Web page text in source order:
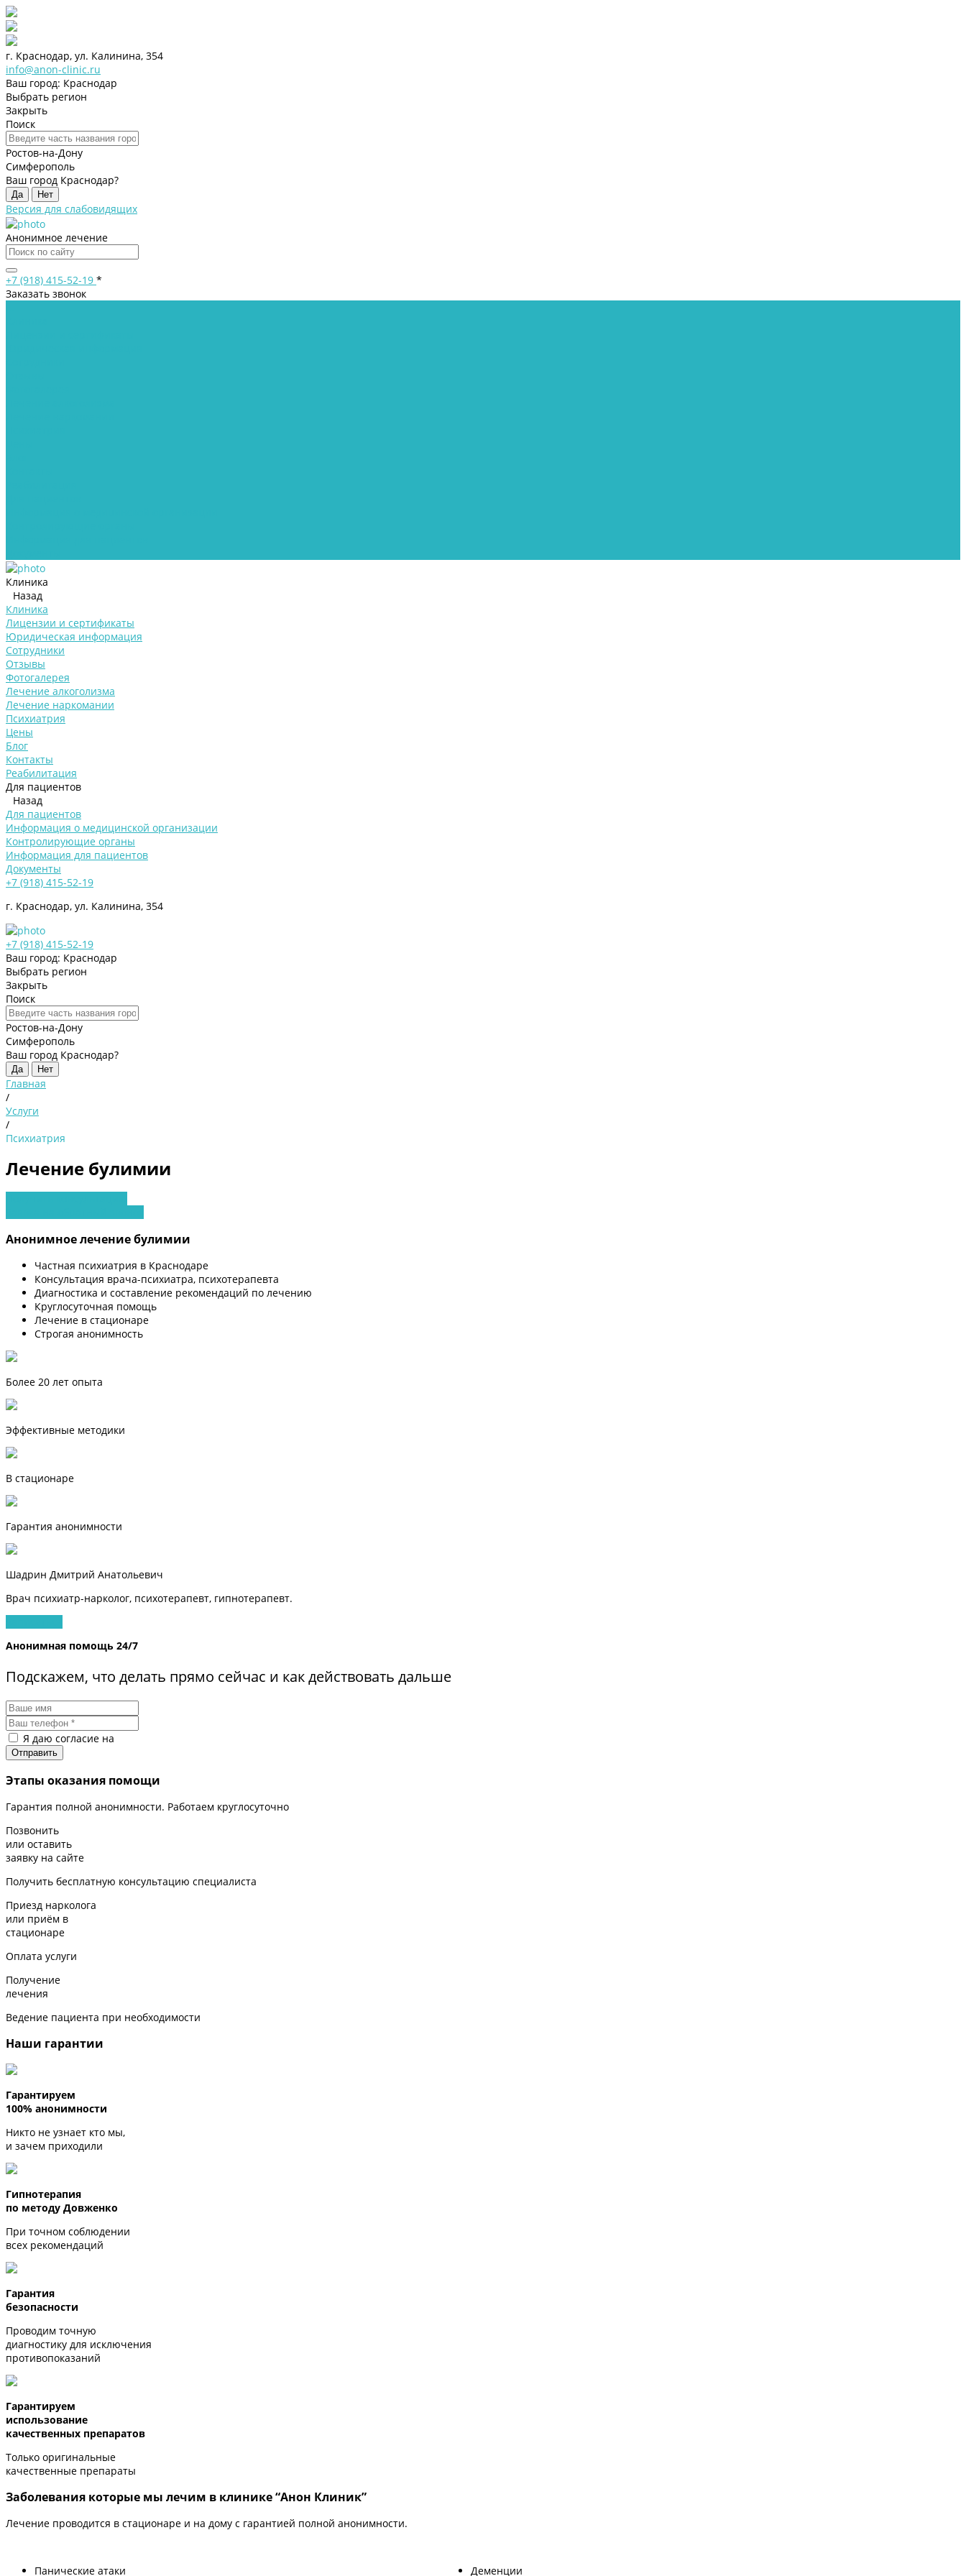
г. Краснодар, ул. Калинина, 354
info@anon-clinic.ru
Ваш город: Краснодар
Выбрать регион
Закрыть
Поиск
Ростов-на-Дону
Симферополь
Ваш город Краснодар?
Да Нет
Версия для слабовидящих
Анонимное лечение
+7 (918) 415-52-19 *
Заказать звонок
Клиника
Назад
Клиника
Лицензии и сертификаты
Юридическая информация
Сотрудники
Отзывы
Фотогалерея
Лечение алкоголизма
Лечение наркомании
Психиатрия
Цены
Блог
Контакты
Реабилитация
Для пациентов
Назад
Для пациентов
Информация о медицинской организации
Контролирующие органы
Информация для пациентов
Документы
+7 (918) 415-52-19
г. Краснодар, ул. Калинина, 354
+7 (918) 415-52-19
Ваш город: Краснодар
Выбрать регион
Закрыть
Поиск
Ростов-на-Дону
Симферополь
Ваш город Краснодар?
Да Нет
Главная
/
Услуги
/
Психиатрия
Лечение булимии
Анонимное лечение булимии
Частная психиатрия в Краснодаре
Консультация врача-психиатра, психотерапевта
Диагностика и составление рекомендаций по лечению
Круглосуточная помощь
Лечение в стационаре
Строгая анонимность
Более 20 лет опыта
Эффективные методики
В стационаре
Гарантия анонимности
Шадрин Дмитрий Анатольевич
Врач психиатр-нарколог, психотерапевт, гипнотерапевт.
Анонимная помощь 24/7
Подскажем, что делать прямо сейчас и как действовать дальше
Я даю согласие на
Этапы оказания помощи
Гарантия полной анонимности. Работаем круглосуточно
Позвонить
или оставить
заявку на сайте
Получить бесплатную консультацию специалиста
Приезд нарколога
или приём в
стационаре
Оплата услуги
Получение
лечения
Ведение пациента при необходимости
Наши гарантии
Гарантируем
100% анонимности
Никто не узнает кто мы,
и зачем приходили
Гипнотерапия
по методу Довженко
При точном соблюдении
всех рекомендаций
Гарантия
безопасности
Проводим точную
диагностику для исключения
противопоказаний
Гарантируем
использование
качественных препаратов
Только оригинальные
качественные препараты
Заболевания которые мы лечим в клинике “Анон Клиник”
Лечение проводится в стационаре и на дому с гарантией полной анонимности.
Панические атаки Деменции